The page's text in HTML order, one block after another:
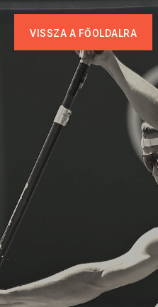
VISSZA A FŐOLDALRA